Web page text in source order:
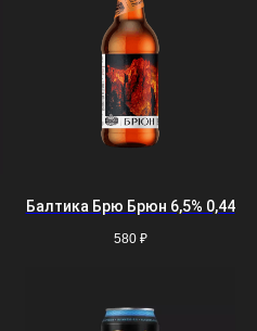
Балтика Брю Брюн 6,5% 0,44
580 ₽